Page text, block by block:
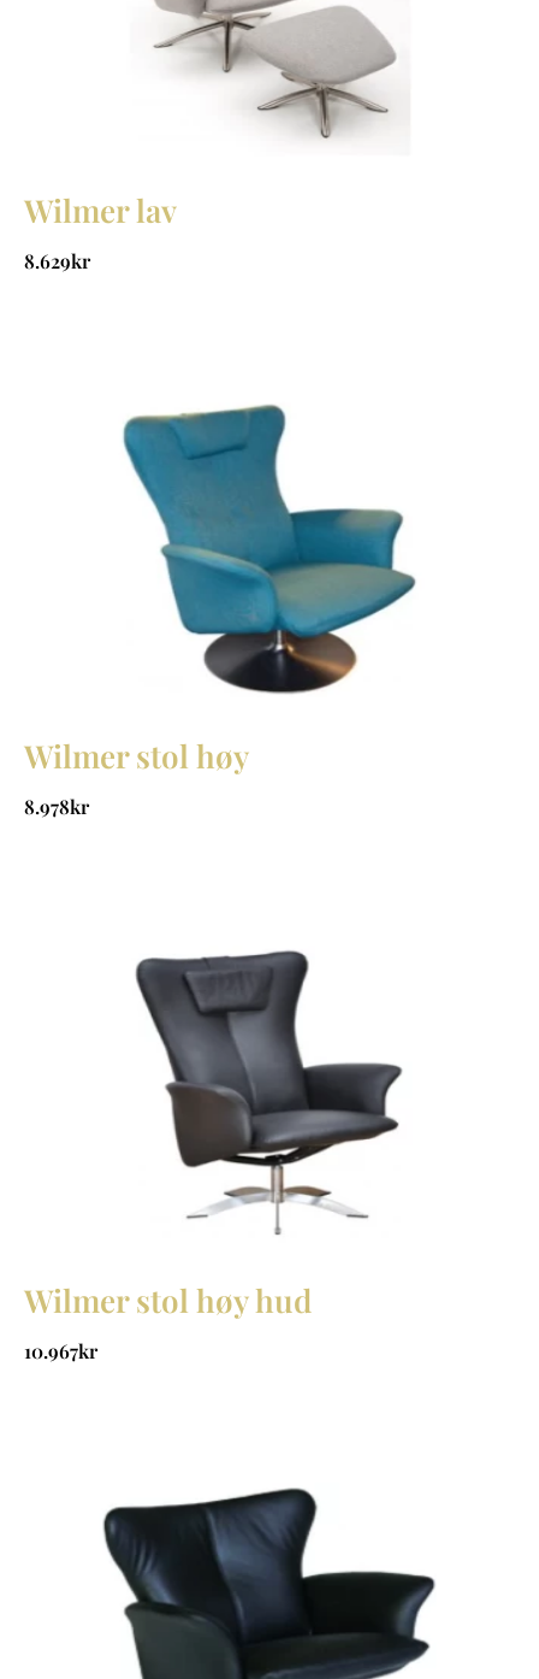
Wilmer lav
8.629kr
Wilmer stol høy
8.978kr
Wilmer stol høy hud
10.967kr